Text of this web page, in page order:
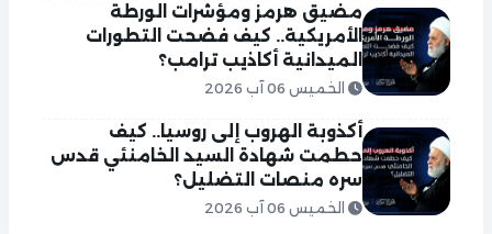
مضيق هرمز ومؤشرات الورطة
الأمريكية.. كيف فضحت التطورات
الميدانية أكاذيب ترامب؟
الخميس 06 آب 2026
أكذوبة الهروب إلى روسيا.. كيف
حطمت شهادة السيد الخامنئي قدس
سره منصات التضليل؟
الخميس 06 آب 2026